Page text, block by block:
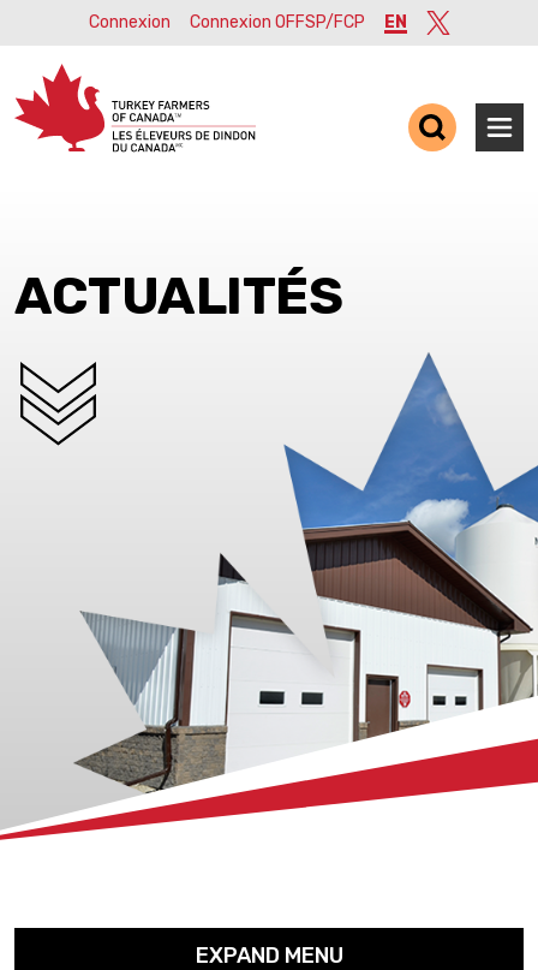
Connexion Connexion OFFSP/FCP EN Twitter
ACTUALITÉS
SCROLL DOWN
EXPAND MENU